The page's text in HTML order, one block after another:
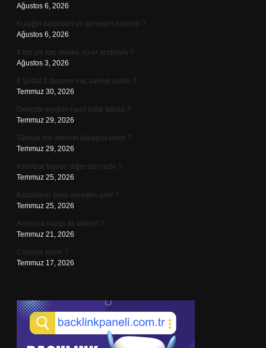
Ağustos 6, 2026
Kulağın bölümleri ve görevleri nelerdir ?
Ağustos 6, 2026
8 km yol kaç dakika sürer arabayla ?
Ağustos 3, 2026
6 Şubat 2 deprem kaç saniye sürdü ?
Temmuz 30, 2026
Denizde kıyıdan nasıl balık tutulur ?
Temmuz 29, 2026
Türkiye’nin internet altyapısı kimin ?
Temmuz 29, 2026
Kehribar taşının diğer adı nedir ?
Temmuz 25, 2026
Kazakların soyu nereden gelir ?
Temmuz 25, 2026
Almanca hangi dil kökeni ?
Temmuz 21, 2026
Cosmos kimin ?
Temmuz 17, 2026